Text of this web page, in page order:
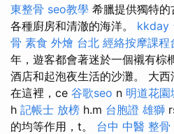
東整骨 seo教學 希臘提供獨特的
各種廚房和清澈的海洋。 kkday
骨 素食 外燴 台北 經絡按摩課程
年，遊客都會著迷於一個襯有棕
酒店和起泡夜生活的沙灘。 大
在這裡，ce 谷歌seo n 明道花園
h 記帳士 放榜 h.m 台胞證 雄獅
的均等作用，t。 台中 中醫 整骨